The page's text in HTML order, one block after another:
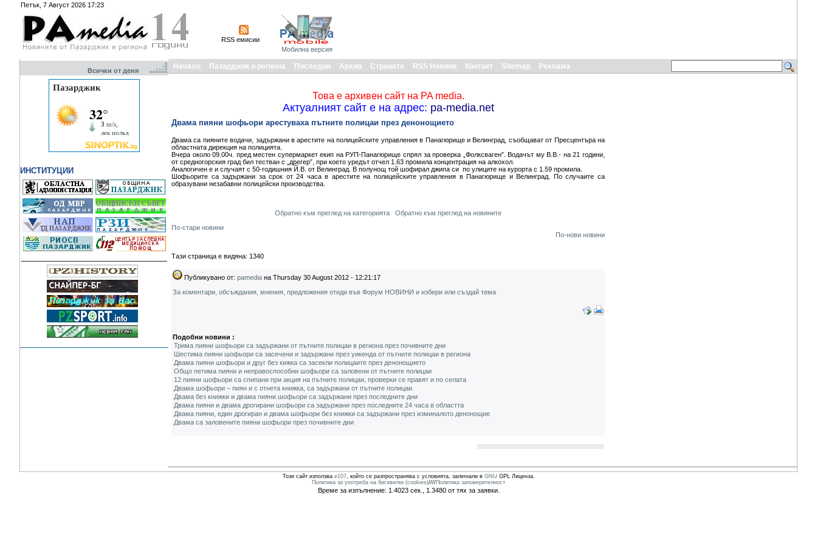
Петък, 7 Август 2026 17:23
RSS емисии
Мобилна версия
Всички от деня
ИНСТИТУЦИИ
Начало Пазарджик и региона Последни Архив Страната RSS Новини Контакт Sitemap Реклама
Това е архивен сайт на PA media.
Актуалният сайт е на адрес: pa-media.net
Двама пияни шофьори арестуваха пътните полицаи през денонощието
Двама са пияните водачи, задържани в арестите на полицейските управления в Панагюрище и Велинград, съобщават от Пресцентъра на
областната дирекция на полицията.
Вчера около 09.00ч. пред местен супермаркет екип на РУП-Панагюрище спрял за проверка „Фолксваген”. Водачът му В.В.- на 21 години,
от средногорския град бил тестван с „дрегер”, при което уредът отчел 1.63 промила концентрация на алкохол.
Аналогичен е и случаят с 50-годишния Й.В. от Велинград. В полунощ той шофирал джипа си по улиците на курорта с 1.59 промила.
Шофьорите са задържани за срок от 24 часа в арестите на полицейските управления в Панагюрище и Велинград. По случаите са
образувани незабавни полицейски производства.
Обратно към преглед на категорията
Обратно към преглед на новините
По-стари новини
По-нови новини
Тази страница е видяна: 1340
Публикувано от: pamedia на Thursday 30 August 2012 - 12:21:17
За коментари, обсъждания, мнения, предложения отиди във Форум НОВИНИ и избери или създай тема
Подобни новини :
Трима пияни шофьори са задържани от пътните полицаи в региона през почивните дни
Шестима пияни шофьори са засечени и задържани през уикенда от пътните полицаи в региона
Двама пияни шофьори и друг без кижка са засекли полицаите през денонощието
Общо петима пияни и неправоспособни шофьори са заловени от пътните полицаи
12 пияни шофьори са спипани при акция на пътните полицаи, проверки се правят и по селата
Двама шофьори – пиян и с отнета книжка, са задържани от пътните полицаи
Двама без книжки и двама пияни шофьори са задържани през последните дни
Двама пияни и двама дрогирани шофьори са задържани през последните 24 часа в областта
Двама пияни, един дрогиран и двама шофьори без книжки са задържани през изминалото денонощие
Двама са заловените пияни шофьори през почивните дни
Този сайт използва e107, който се разпространява с условията, залегнали в GNU GPL Лиценза.
Политика за употреба на бисквитки (cookies)////Политика заповерителност
Време за изпълнение: 1.4023 сек., 1.3480 от тях за заявки.